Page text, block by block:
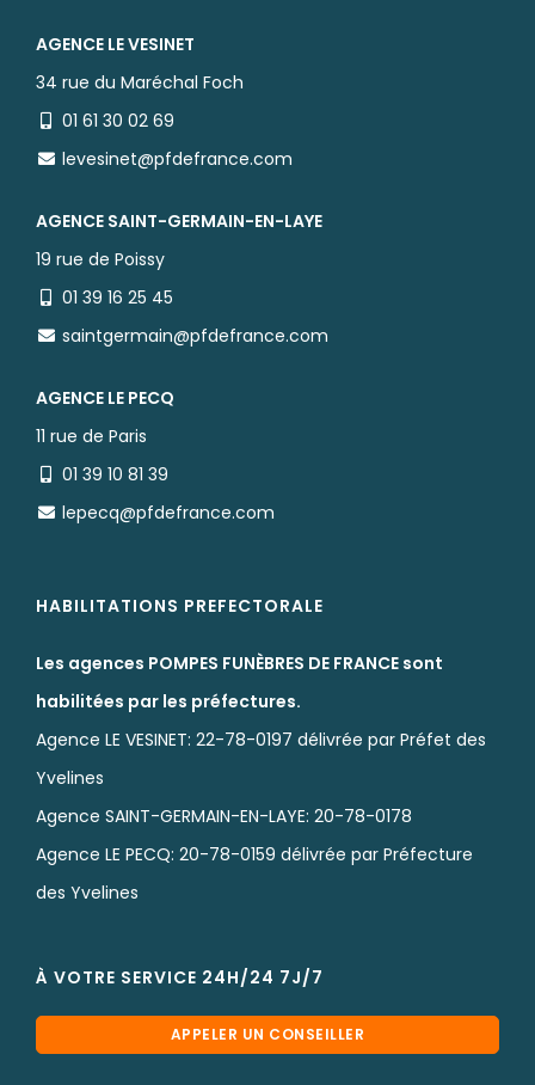
AGENCE LE VESINET
34 rue du Maréchal Foch
01 61 30 02 69
levesinet@pfdefrance.com
AGENCE SAINT-GERMAIN-EN-LAYE
19 rue de Poissy
01 39 16 25 45
saintgermain@pfdefrance.com
AGENCE LE PECQ
11 rue de Paris
01 39 10 81 39
lepecq@pfdefrance.com
HABILITATIONS PREFECTORALE
Les agences POMPES FUNÈBRES DE FRANCE sont
habilitées par les préfectures.
Agence LE VESINET: 22-78-0197 délivrée par Préfet des
Yvelines
Agence SAINT-GERMAIN-EN-LAYE: 20-78-0178
Agence LE PECQ: 20-78-0159 délivrée par Préfecture
des Yvelines
À VOTRE SERVICE 24H/24 7J/7
APPELER UN CONSEILLER